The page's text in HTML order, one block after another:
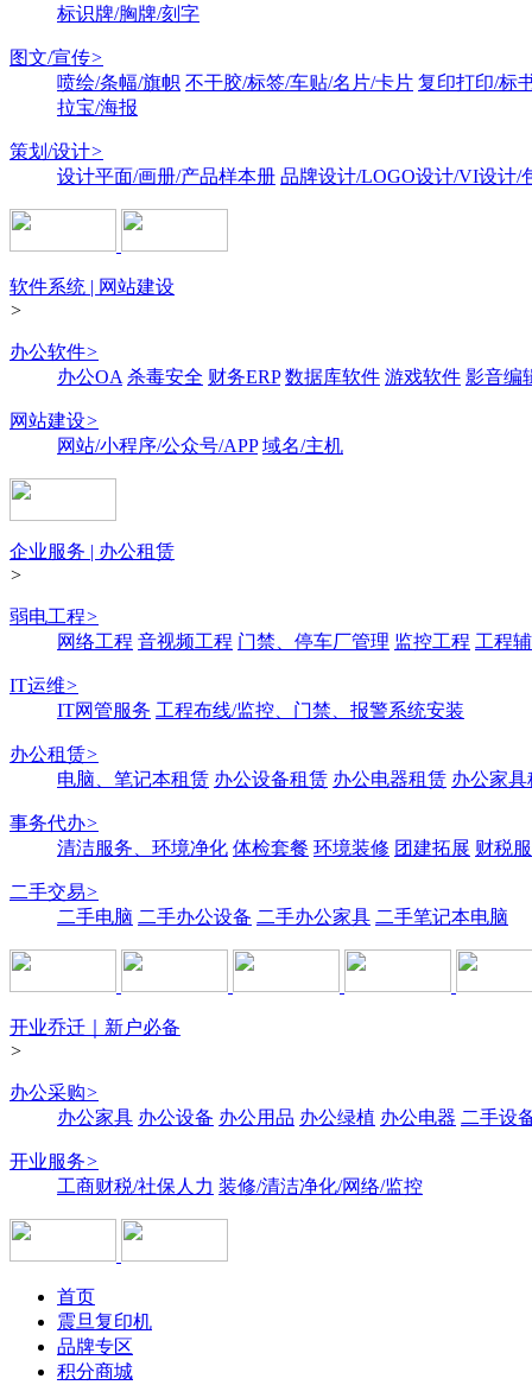
标识牌/胸牌/刻字
图文/宣传>
喷绘/条幅/旗帜 不干胶/标签/车贴/名片/卡片 复印打印/标
拉宝/海报
策划/设计>
设计平面/画册/产品样本册 品牌设计/LOGO设计/VI设计/
软件系统 | 网站建设
>
办公软件>
办公OA 杀毒安全 财务ERP 数据库软件 游戏软件 影音编
网站建设>
网站/小程序/公众号/APP 域名/主机
企业服务 | 办公租赁
>
弱电工程>
网络工程 音视频工程 门禁、停车厂管理 监控工程 工程
IT运维>
IT网管服务 工程布线/监控、门禁、报警系统安装
办公租赁>
电脑、笔记本租赁 办公设备租赁 办公电器租赁 办公家具
事务代办>
清洁服务、环境净化 体检套餐 环境装修 团建拓展 财税
二手交易>
二手电脑 二手办公设备 二手办公家具 二手笔记本电脑
开业乔迁｜新户必备
>
办公采购>
办公家具 办公设备 办公用品 办公绿植 办公电器 二手设
开业服务>
工商财税/社保人力 装修/清洁净化/网络/监控
首页
震旦复印机
品牌专区
积分商城